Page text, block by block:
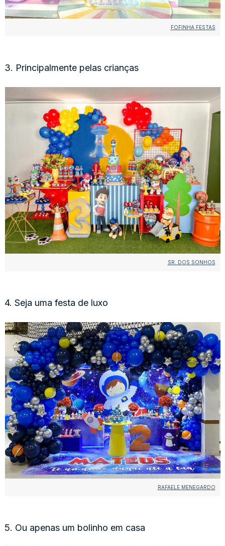
FOFINHA FESTAS
3. Principalmente pelas crianças
SR. DOS SONHOS
4. Seja uma festa de luxo
RAFAELE MENEGARDO
5. Ou apenas um bolinho em casa